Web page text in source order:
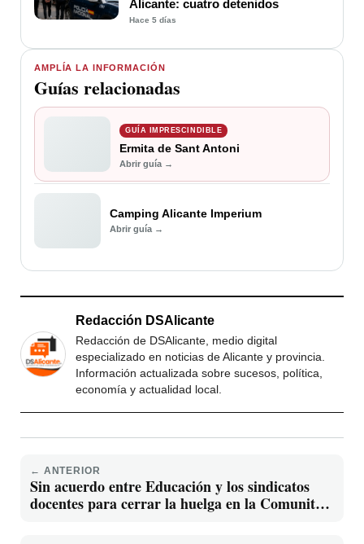
AMPLÍA LA INFORMACIÓN
Guías relacionadas
GUÍA IMPRESCINDIBLE
Ermita de Sant Antoni
Abrir guía →
Camping Alicante Imperium
Abrir guía →
Alicante: cuatro detenidos
Hace 5 días
Redacción DSAlicante
Redacción de DSAlicante, medio digital
especializado en noticias de Alicante y provincia.
Información actualizada sobre sucesos, política,
economía y actualidad local.
← ANTERIOR
Sin acuerdo entre Educación y los sindicatos
docentes para cerrar la huelga en la Comunitat